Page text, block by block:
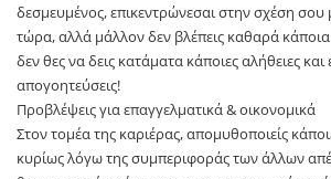
δεσμευμένος, επικεντρώνεσαι στην σχέση
τώρα, αλλά μάλλον δεν βλέπεις καθαρά
δεν θες να δεις κατάματα κάποιες αλήθειες
απογοητεύσεις!
Προβλέψεις για επαγγελματικά & οικονομικά
Στον τομέα της καριέρας, απομυθοποιείς
κυρίως λόγω της συμπεριφοράς των άλλων